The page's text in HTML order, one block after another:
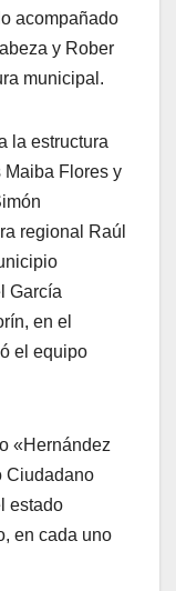
acompañado
y Rober
municipal.
la estructura
Flores y
regional Raúl
García
en el
el equipo
«Hernández
Ciudadano
estado
en cada uno